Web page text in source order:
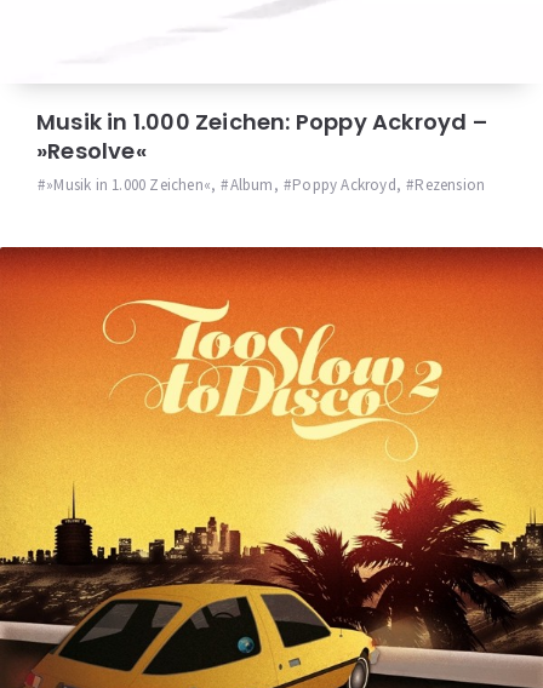
Musik in 1.000 Zeichen: Poppy Ackroyd –
»Resolve«
»Musik in 1.000 Zeichen«, Album, Poppy Ackroyd, Rezension